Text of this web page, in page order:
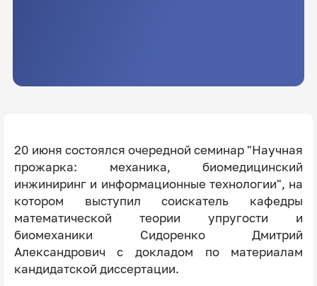
20 июня состоялся очередной семинар "Научная
прожарка: механика, биомедицинский
инжиниринг и информационные технологии", на
котором выступил соискатель кафедры
математической теории упругости и
биомеханики Сидоренко Дмитрий
Александрович с докладом по материалам
кандидатской диссертации.